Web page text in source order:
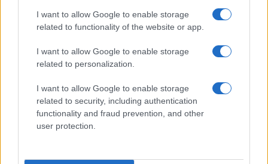
I want to allow Google to enable storage
related to functionality of the website or app.
I want to allow Google to enable storage
related to personalization.
I want to allow Google to enable storage
related to security, including authentication
functionality and fraud prevention, and other
user protection.
Notizie in tempo reale?
Entra nel canale telegram di
GalluraOggi.it